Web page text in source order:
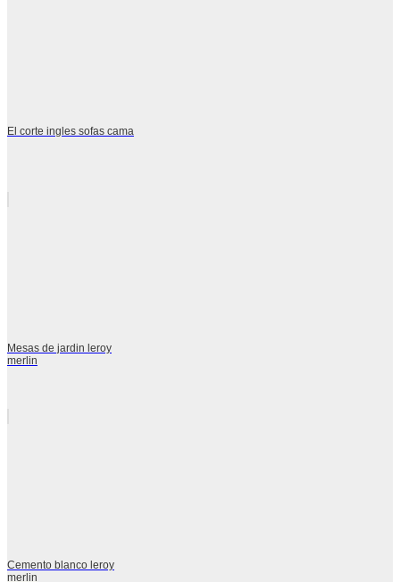
El corte ingles sofas cama
Mesas de jardin leroy
merlin
Cemento blanco leroy
merlin